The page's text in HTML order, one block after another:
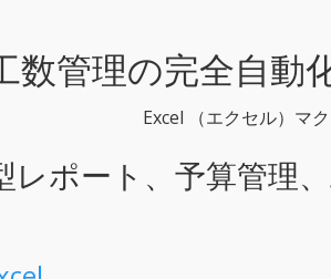
数管理の完全自動
Excel （エクセル）マ
レポート、予算管理